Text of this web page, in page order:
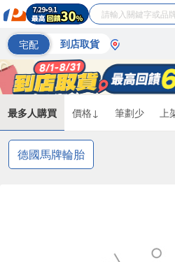
宅配 到店取貨
最多人購買 價格↓ 筆劃少 上
德國馬牌輪胎